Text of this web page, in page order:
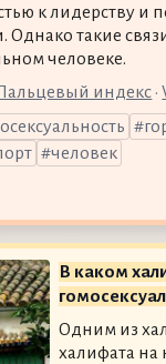
к лидерству
Однако такие
человеке.
индекс •
человек
В каком
Одним из
халифата на